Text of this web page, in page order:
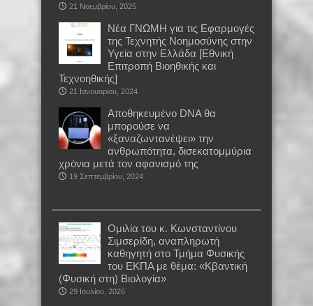
21 Νοεμβρίου, 2025
Νέα ΓΝΩΜΗ για τις Εφαρμογές
της Τεχνητής Νοημοσύνης στην
Υγεία στην Ελλάδα [Εθνική
Επιτροπή Βιοηθικής και
Τεχνοηθικής]
21 Ιανουαρίου, 2024
Αποθηκευμένο DNA θα
μπορούσε να
«ξαναζωντανέψει» την
ανθρωπότητα, δισεκατομμύρια
χρόνια μετά τον αφανισμό της
19 Σεπτεμβρίου, 2024
Oμιλία του κ. Κωνσταντίνου
Σιμσερίδη, αναπληρωτή
καθηγητή στο Τμήμα Φυσικής
του ΕΚΠΑ με θέμα: «Κβαντική
(Φυσική στη) Βιολογία»
29 Ιουλίου, 2026